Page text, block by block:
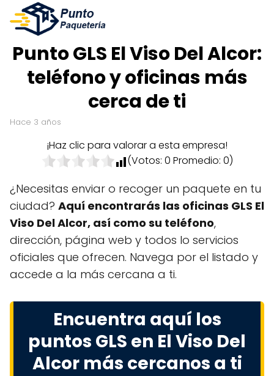
Punto GLS El Viso Del Alcor:
teléfono y oficinas más
cerca de ti
hace 3 años
¡Haz clic para valorar a esta empresa!
(Votos: 0 Promedio: 0)
¿Necesitas enviar o recoger un paquete en tu
ciudad? Aquí encontrarás las oficinas GLS El
Viso Del Alcor, así como su teléfono,
dirección, página web y todos lo servicios
oficiales que ofrecen. Navega por el listado y
accede a la más cercana a ti.
Encuentra aquí los
puntos GLS en El Viso Del
Alcor más cercanos a ti